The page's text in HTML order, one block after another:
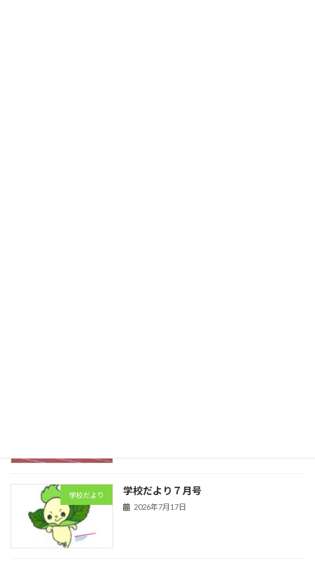
学校だより 学校だより７月号
2026年7月17日